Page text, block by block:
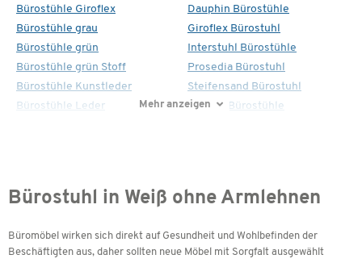
Bürostühle Giroflex
Bürostühle grau
Bürostühle grün
Bürostühle grün Stoff
Bürostühle Kunstleder
Bürostühle Leder
Dauphin Bürostühle
Giroflex Bürostuhl
Interstuhl Bürostühle
Prosedia Bürostuhl
Steifensand Bürostuhl
Topstar Bürostühle
Mehr anzeigen
Bürostuhl in Weiß ohne Armlehnen
Büromöbel wirken sich direkt auf Gesundheit und Wohlbefinden der
Beschäftigten aus, daher sollten neue Möbel mit Sorgfalt ausgewählt